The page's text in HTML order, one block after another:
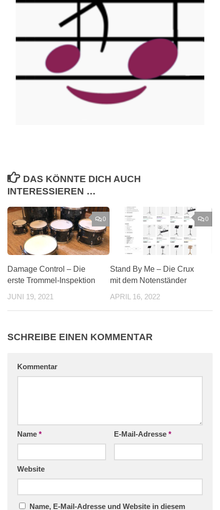
DAS KÖNNTE DICH AUCH
INTERESSIEREN …
0
Damage Control – Die
erste Trommel-Inspektion
JUNI 19, 2021
0
Stand By Me – Die Crux
mit dem Notenständer
APRIL 16, 2022
SCHREIBE EINEN KOMMENTAR
Kommentar
Name * E-Mail-Adresse *
Website
Name, E-Mail-Adresse und Website in diesem